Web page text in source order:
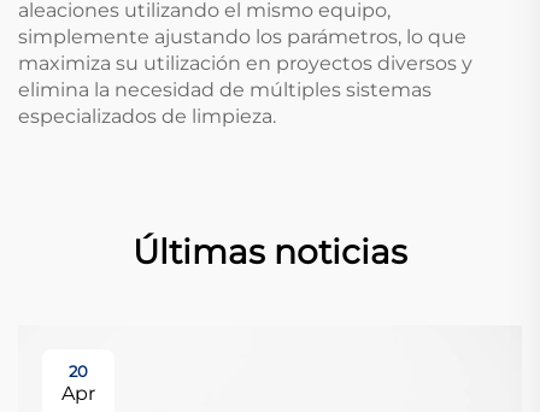
aleaciones utilizando el mismo equipo,
simplemente ajustando los parámetros, lo que
maximiza su utilización en proyectos diversos y
elimina la necesidad de múltiples sistemas
especializados de limpieza.
Últimas noticias
20
Apr